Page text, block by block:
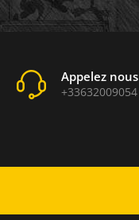
Appelez nous
+33632009054